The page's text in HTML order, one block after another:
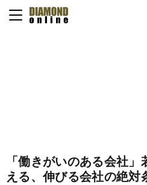
「働きがいのある会社
える、伸びる会社の絶対